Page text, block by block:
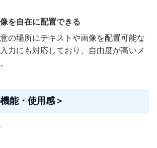
を自在に配置できる
の場所にテキストや画像を配置可能な
力にも対応しており、自由度が高いメ
能・使用感＞